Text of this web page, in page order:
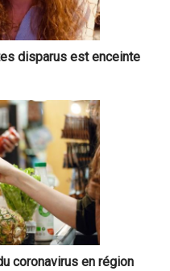
disparus est enceinte
coronavirus en région